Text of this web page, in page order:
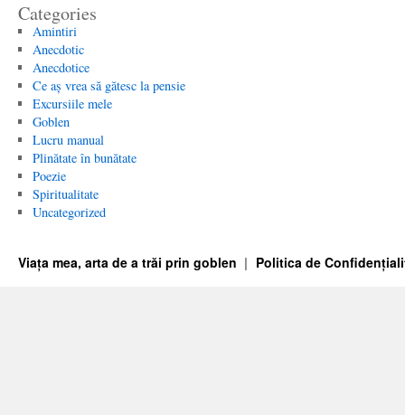
Categories
Amintiri
Anecdotic
Anecdotice
Ce aș vrea să gătesc la pensie
Excursiile mele
Goblen
Lucru manual
Plinătate în bunătate
Poezie
Spiritualitate
Uncategorized
Viața mea, arta de a trăi prin goblen Politica de